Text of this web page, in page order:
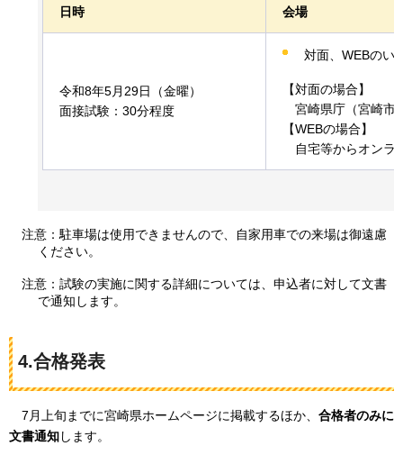
日時 会場
令和8年5月29日（金曜）
面接試験：30分程度
対面、WEBのい
【対面の場合】
宮崎県庁（宮崎市
【WEBの場合】
自宅等からオンラ
注意：駐車場は使用できませんので、自家用車での来場は御遠慮
ください。
注意：試験の実施に関する詳細については、申込者に対して文書
で通知します。
4.合格発表
7月上旬までに宮崎県ホームページに掲載するほか、 合格者のみに
文書通知します。